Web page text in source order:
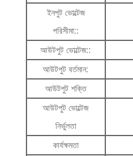
ইনপুট ভোল্টেজ
পরিসীমা::
আউটপুট ভোল্টেজ::
আউটপুট বর্তমান:
আউটপুট শক্তি
আউটপুট ভোল্টেজ
নির্ভুলতা
কার্যক্ষমতা